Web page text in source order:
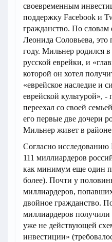
своевременным
поддержку Facebook и
гражданство. По словам
Леонида Соловьева,
году. Мильнер родился в
русской еврейки, и
которой он хотел
«еврейское наследие и
еврейской культурой»,
переехал со своей
его первые две дочери
Мильнер живет в
Согласно исследованию
111 миллиардеров
как минимум еще один
более). Почти у
миллиардеров,
двойное гражданство.
миллиардеров получили
уже не действующей
инвестиции»